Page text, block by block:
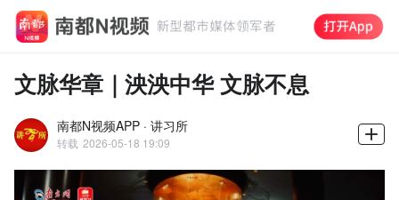
文脉华章｜泱泱中华 文脉不息
南都N视频APP · 讲习所
转载 2026-05-18 19:09